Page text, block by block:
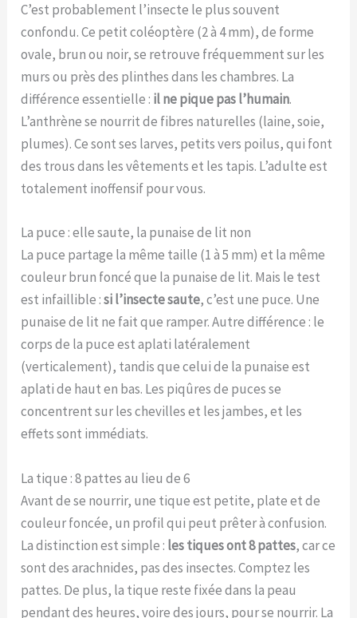
C’est probablement l’insecte le plus souvent
confondu. Ce petit coléoptère (2 à 4 mm), de forme
ovale, brun ou noir, se retrouve fréquemment sur les
murs ou près des plinthes dans les chambres. La
différence essentielle : il ne pique pas l’humain.
L’anthrène se nourrit de fibres naturelles (laine, soie,
plumes). Ce sont ses larves, petits vers poilus, qui font
des trous dans les vêtements et les tapis. L’adulte est
totalement inoffensif pour vous.
La puce : elle saute, la punaise de lit non
La puce partage la même taille (1 à 5 mm) et la même
couleur brun foncé que la punaise de lit. Mais le test
est infaillible :si l’insecte saute, c’est une puce. Une
punaise de lit ne fait que ramper. Autre différence : le
corps de la puce est aplati latéralement
(verticalement), tandis que celui de la punaise est
aplati de haut en bas. Les piqûres de puces se
concentrent sur les chevilles et les jambes, et les
effets sont immédiats.
La tique : 8 pattes au lieu de 6
Avant de se nourrir, une tique est petite, plate et de
couleur foncée, un profil qui peut prêter à confusion.
La distinction est simple : les tiques ont 8 pattes, car ce
sont des arachnides, pas des insectes. Comptez les
pattes. De plus, la tique reste fixée dans la peau
pendant des heures, voire des jours, pour se nourrir. La